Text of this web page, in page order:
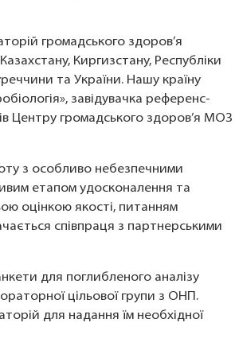
громадського здоров’я
Киргизстану, Республіки
та України. Нашу країну
завідувачка референс-
Центру громадського здоров’я МОЗ
з особливо небезпечними
етапом удосконалення та
оцінкою якості, питанням
співпраця з партнерськими
для поглибленого аналізу
цільової групи з ОНП.
для надання їм необхідної